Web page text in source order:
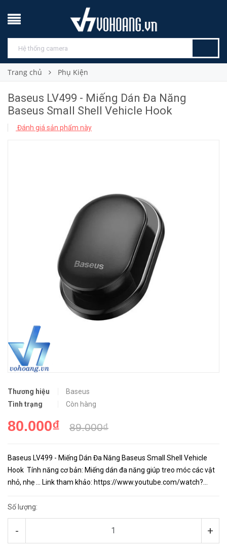
Trang chủ Phụ Kiện
Baseus LV499 - Miếng Dán Đa Năng
Baseus Small Shell Vehicle Hook
Đánh giá sản phẩm này
Thương hiệu
Baseus
Tình trạng
Còn hàng
80.000₫ 89.000₫
Baseus LV499 - Miếng Dán Đa Năng Baseus Small Shell Vehicle
Hook Tính năng cơ bản: Miếng dán đa năng giúp treo móc các vật
nhỏ, nhẹ ... Link tham khảo: https://www.youtube.com/watch?
Số lượng:
- +